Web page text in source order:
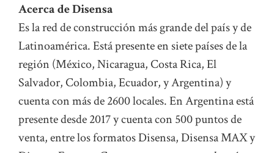
Acerca de Disensa
Es la red de construcción más grande del país y de
Latinoamérica. Está presente en siete países de la
región (México, Nicaragua, Costa Rica, El
Salvador, Colombia, Ecuador, y Argentina) y
cuenta con más de 2600 locales. En Argentina está
presente desde 2017 y cuenta con 500 puntos de
venta, entre los formatos Disensa, Disensa MAX y